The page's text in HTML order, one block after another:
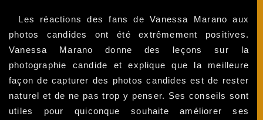
Les réactions des fans de Vanessa Marano aux
photos candides ont été extrêmement positives.
Vanessa Marano donne des leçons sur la
photographie candide et explique que la meilleure
façon de capturer des photos candides est de rester
naturel et de ne pas trop y penser. Ses conseils sont
utiles pour quiconque souhaite améliorer ses